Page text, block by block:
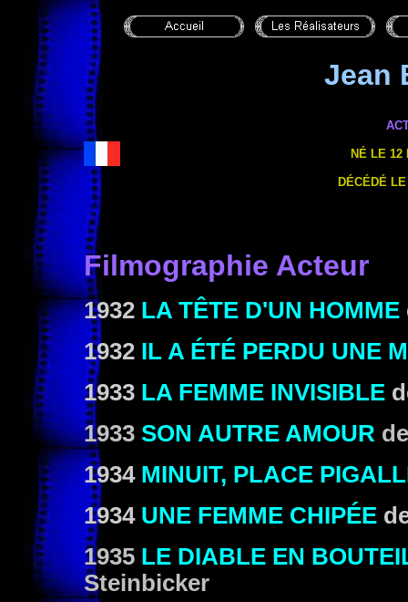
Jean
NÉ LE 12
DÉCÉDÉ
Filmographie Acteur
1932 LA TÊTE D'UN HOMME
1932 IL A ÉTÉ PERDU UNE
1933 LA FEMME INVISIBLE
1933 SON AUTRE AMOUR
1934 MINUIT, PLACE
1934 UNE FEMME CHIPÉE
1935 LE DIABLE EN
Steinbicker